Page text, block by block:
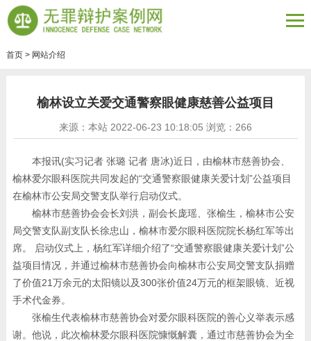
首页> 网站介绍
榆林设立关爱交通警察眼健康慈善公益项目
来源：本站 2022-06-23 10:18:05 浏览： 266
本报讯(实习记者 张璐 记者 唐冰)近日，由榆林市慈善协会、
榆林爱尔眼科医院共同发起的“交通警察眼健康关爱计划”公益项目
在榆林市公安局交警支队举行启动仪式。
榆林市慈善协会会长刘洪，副会长庞瑶、张榆生，榆林市公安
局交警支队副支队长徐忠山，榆林市爱尔眼科医院院长杨红军等出
席。 启动仪式上，杨红军详细介绍了“交通警察眼健康关爱计划”公
益项目情况，并通过榆林市慈善协会向榆林市公安局交警支队捐赠
了价值21万余元的太阳镜以及300张价值24万元的框架眼镜、近视
手术代金券。
张榆生代表榆林市慈善协会对爱尔眼科医院的善心义举表示感
谢。他说，此次榆林爱尔眼科医院慷慨解囊，通过市慈善协会为全